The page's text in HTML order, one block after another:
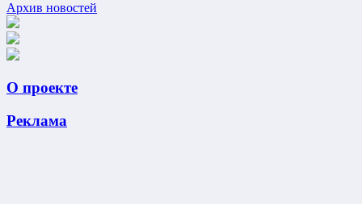
Архив новостей
О проекте
Реклама